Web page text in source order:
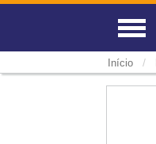
Início /